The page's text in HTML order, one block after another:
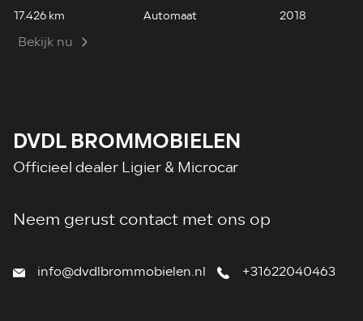
17.426 km Automaat 2018
Bekijk nu
DVDL BROMMOBIELEN
Officieel dealer Ligier & Microcar
Neem gerust contact met ons op
info@dvdlbrommobielen.nl +31622040463